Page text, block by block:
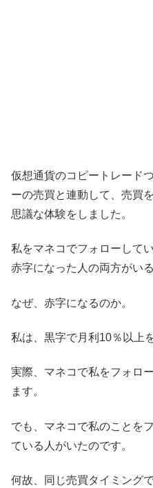
仮想通貨のコピートレード
ーの売買と連動して、売買
思議な体験をしました。
私をマネコでフォローして
赤字になった人の両方がいる
なぜ、赤字になるのか。
私は、黒字で月利10％以上
実際、マネコで私をフォロ
ます。
でも、マネコで私のことを
ている人がいたのです。
何故、同じ売買タイミング